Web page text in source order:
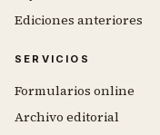
Ediciones anteriores
SERVICIOS
Formularios online
Archivo editorial